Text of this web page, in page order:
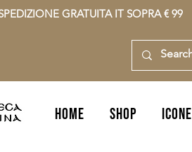
SPEDIZIONE GRATUITA IT SOPRA €
HOME SHOP icone